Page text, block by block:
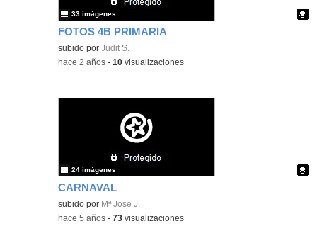
FOTOS 4B PRIMARIA
Contenido educativo.
subido porJudit S.
33 imágenes
-hace 2 años -10 visualizaciones
CARNAVAL
Contenido educativo.
subido por Mª Jose J.
24 imágenes
-hace 5 años -73 visualizaciones